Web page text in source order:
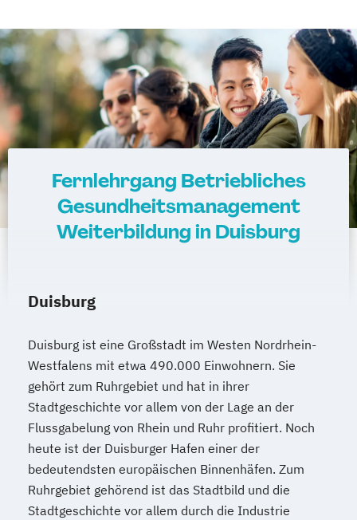
Geprüfter Fachwirt für Prävention und
Gesundheitsförderung (IHK)
Geprüfter Fachwirt im Betrieblichen
Gesundheitsmanagement
Gesundheitscoach
Heilpraktiker - Vorbereitung auf die
Ketogene Ernährung Kindersport Trainer
Krankheitsbilder im Gesundheitssport
Life Coach
Stress- und Burnout-Coach
Fernlehrgang Betriebliches
Gesundheitsmanagement
Weiterbildung in Duisburg
Duisburg
Duisburg ist eine Großstadt im Westen Nordrhein-
Westfalens mit etwa 490.000 Einwohnern. Sie
gehört zum Ruhrgebiet und hat in ihrer
Stadtgeschichte vor allem von der Lage an der
Flussgabelung von Rhein und Ruhr profitiert. Noch
heute ist der Duisburger Hafen einer der
bedeutendsten europäischen Binnenhäfen. Zum
Ruhrgebiet gehörend ist das Stadtbild und die
Stadtgeschichte vor allem durch die Industrie